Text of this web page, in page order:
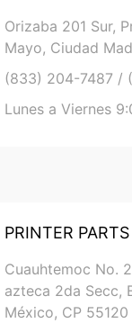
Orizaba 201 Sur,
Mayo, Ciudad
(833) 204-7487 /
Lunes a Viernes
PRINTER
Cuauhtemoc No.
azteca 2da Secc,
México, CP 55120